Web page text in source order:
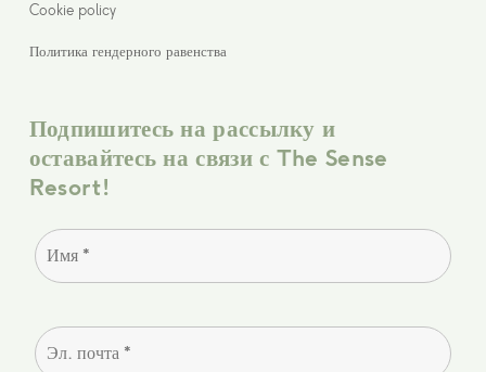
Cookie policy
Политика гендерного равенства
Подпишитесь на рассылку и
оставайтесь на связи с The Sense
Resort!